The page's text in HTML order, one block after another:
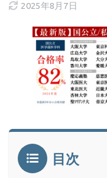
2025年8月7日
目次